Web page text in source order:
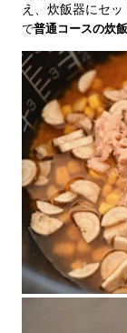
え、炊飯器にセッ
で普通コースの炊飯